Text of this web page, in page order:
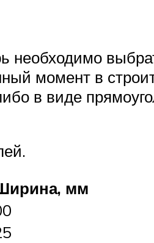
необходимо
момент в
в виде
мм